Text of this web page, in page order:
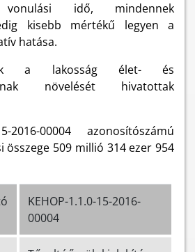
idő, mindennek
kisebb mértékű legyen a
hatása.
a lakosság élet- és
növelését hivatottak
2016-00004 azonosítószámú
509 millió 314 ezer 954
KEHOP-1.1.0-15-2016-
00004